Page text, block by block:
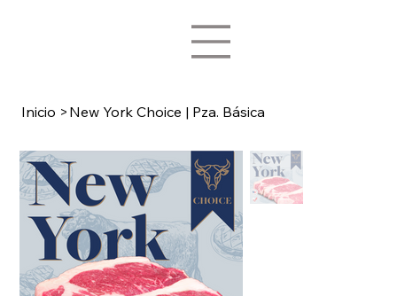
Inicio > New York Choice | Pza. Básica